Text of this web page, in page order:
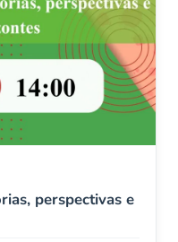
perspectivas e